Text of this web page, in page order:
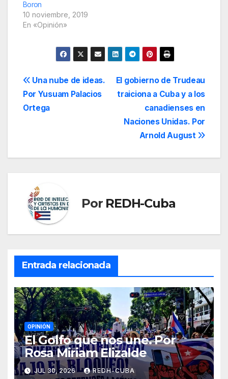
Boron
10 noviembre, 2019
En «Opinión»
Navegación
de
El gobierno de Trudeau
traiciona a Cuba y a los
canadienses en
Naciones Unidas. Por
Arnold August
Una nube de ideas.
Por Yusuam Palacios
Ortega
Por REDH-Cuba
Entrada relacionada
OPINIÓN
El Golfo que nos une. Por
Rosa Miriam Elizalde
JUL 30, 2026 REDH-CUBA